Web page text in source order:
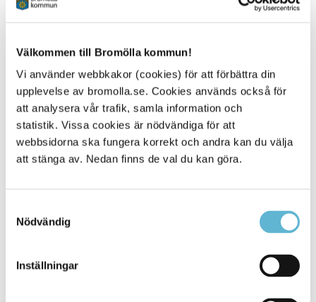
Välkommen till Bromölla kommun!
Vi använder webbkakor (cookies) för att förbättra din
upplevelse av bromolla.se. Cookies används också för
att analysera vår trafik, samla information och
statistik. Vissa cookies är nödvändiga för att
webbsidorna ska fungera korrekt och andra kan du välja
att stänga av. Nedan finns de val du kan göra.
Nödvändig
Inställningar
0456-82 23 66
Skolsköterska
Alvikenskolan
0456-82 21 35
(SMS0709-17 11 35)
elisabeth.lindgren@bromolla.se
Maria Nilsson
maria.nilsson@bromolla.se
Skolsköterska/ vakant kontakt Chef elevhälsan